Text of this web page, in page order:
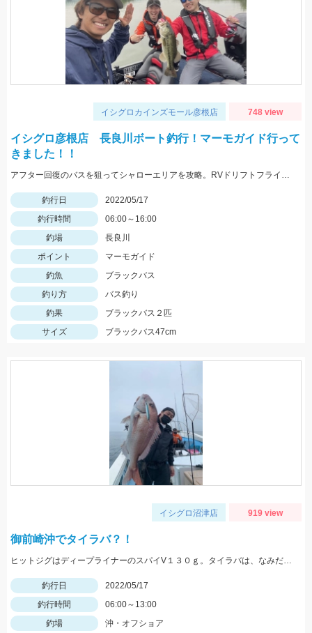
イシグロカインズモール彦根店 748 view
イシグロ彦根店 長良川ボート釣行！マーモガイド行って
きました！！
アフター回復のバスを狙ってシャローエリアを攻略。RVドリフトフライ、フリックシェイク4.8インチでの釣果でした。
釣行日
2022/05/17
釣行時間
06:00～16:00
釣場
長良川
ポイント
マーモガイド
釣魚
ブラックバス
釣り方
バス釣り
釣果
ブラックバス２匹
サイズ
ブラックバス47cm
イシグロ沼津店 919 view
御前崎沖でタイラバ？！
ヒットジグはディープライナーのスパイV１３０ｇ。タイラバは、なみだまＴＧ８０ｇやビンビン玉１００ｇ等を使用
釣行日
2022/05/17
釣行時間
06:00～13:00
釣場
沖・オフショア